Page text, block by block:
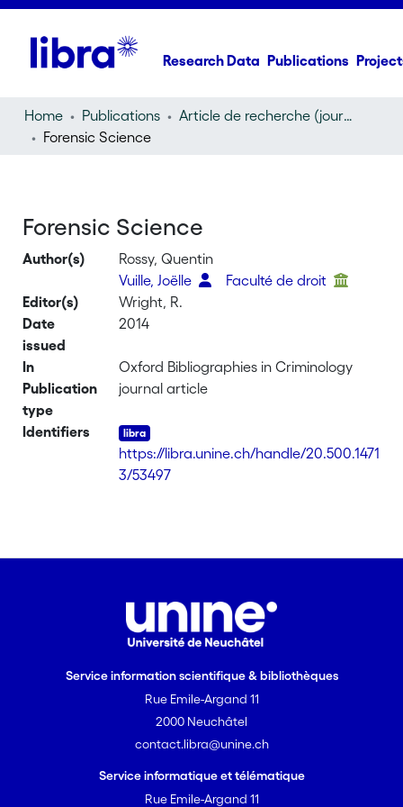
Research Data Publications
Home Publications
Article de recherche (journal article)
Forensic Science
Forensic Science
Author(s)
Rossy, Quentin
Vuille, Joëlle
Faculté de droit
Editor(s)
Wright, R.
Date
issued
2014
In
Oxford Bibliographies in Criminology
Publication
type
journal article
Identifiers
https://libra.unine.ch/handle/20.500.1471
3/53497
Service information scientifique & bibliothèques
Rue Emile-Argand 11
2000 Neuchâtel
contact.libra@unine.ch
Service informatique et télématique
Rue Emile-Argand 11